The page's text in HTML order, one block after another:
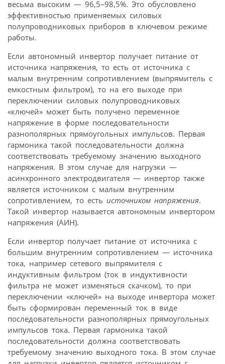
весьма высоким — 96,5–98,5%. Это обусловлено
эффективностью применяемых силовых
полупроводниковых приборов в ключевом режиме
работы.
Если автономный инвертор получает питание от
источника напряжения, то есть от источника с
малым внутренним сопротивлением (выпрямитель с
емкостным фильтром), то на его выходе при
переключении силовых полупроводниковых
«ключей» может быть получено переменное
напряжение в форме последовательности
разнополярных прямоугольных импульсов. Первая
гармоника такой последовательности должна
соответствовать требуемому значению выходного
напряжения. В этом случае для нагрузки —
асинхронного электродвигателя — инвертор также
является источником с малым внутренним
сопротивлением, то есть источником напряжения.
Такой инвертор называется автономным инвертором
напряжения (АИН).
Если инвертор получает питание от источника с
большим внутренним сопротивлением — источника
тока, например сетевого выпрямителя с
индуктивным фильтром (ток в индуктивности
фильтра не может изменяться скачком), то при
переключении «ключей» на выходе инвертора может
быть сформирован переменный ток в виде
последовательности разнополярных прямоугольных
импульсов тока. Первая гармоника такой
последовательности должна соответствовать
требуемому значению выходного тока. В этом случае